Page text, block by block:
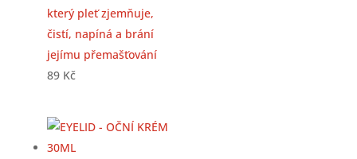
který pleť zjemňuje,
čistí, napíná a brání
jejímu přemašťování
89 Kč